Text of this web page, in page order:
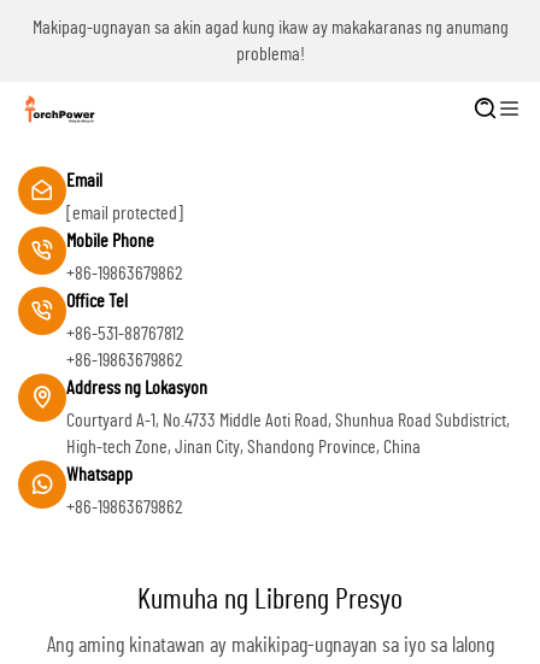
Makipag-ugnayan sa akin agad kung ikaw ay makakaranas ng anumang
problema!
Email
[email protected]
Mobile Phone
+86-19863679862
Office Tel
+86-531-88767812
+86-19863679862
Address ng Lokasyon
Courtyard A-1, No.4733 Middle Aoti Road, Shunhua Road Subdistrict,
High-tech Zone, Jinan City, Shandong Province, China
Whatsapp
+86-19863679862
Kumuha ng Libreng Presyo
Ang aming kinatawan ay makikipag-ugnayan sa iyo sa lalong